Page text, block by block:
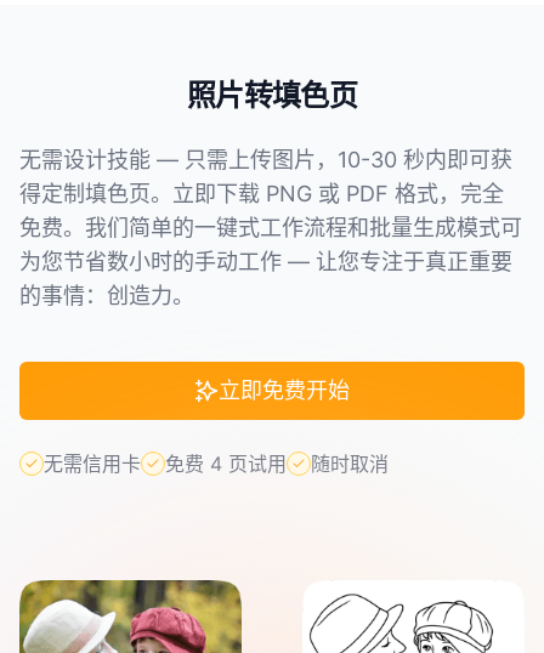
照片转填色页
无需设计技能 — 只需上传图片，10-30 秒内即可获
得定制填色页。立即下载 PNG 或 PDF 格式，完全
免费。我们简单的一键式工作流程和批量生成模式可
为您节省数小时的手动工作 — 让您专注于真正重要
的事情：创造力。
立即免费开始
无需信用卡 免费 4 页试用 随时取消